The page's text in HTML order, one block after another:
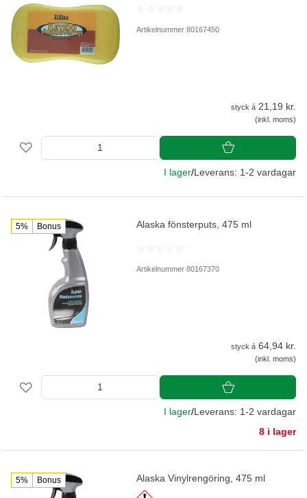
Artikelnummer 80167450
styck á 21,19 kr.
(inkl. moms)
I lager/Leverans: 1-2 vardagar
5% Bonus Alaska fönsterputs, 475 ml
Artikelnummer 80167370
styck á 64,94 kr.
(inkl. moms)
I lager/Leverans: 1-2 vardagar
8 i lager
5% Bonus Alaska Vinylrengöring, 475 ml